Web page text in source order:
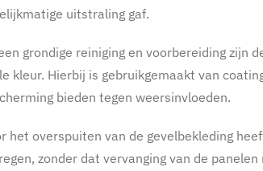
uitstraling gaf.
grondige reiniging en voorbereiding zijn
kleur. Hierbij is gebruikgemaakt van
bieden tegen weersinvloeden.
het overspuiten van de gevelbekleding
zonder dat vervanging van de